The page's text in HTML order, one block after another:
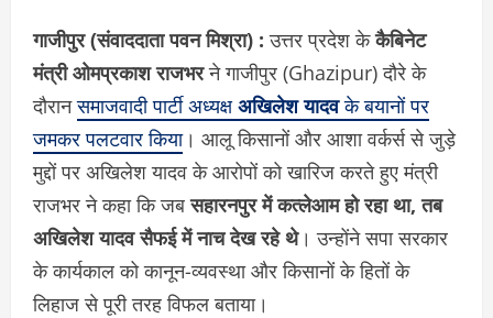
गाजीपुर (संवाददाता पवन मिश्रा) :उत्तर प्रदेश केकैबिनेट
मंत्री ओमप्रकाश राजभरने गाजीपुर (Ghazipur) दौरे के
दौरानसमाजवादी पार्टी अध्यक्षअखिलेश यादवके बयानों पर
जमकर पलटवार किया। आलू किसानों और आशा वर्कर्स से जुड़े
मुद्दों पर अखिलेश यादव के आरोपों को खारिज करते हुए मंत्री
राजभर ने कहा कि जबसहारनपुर में कत्लेआम हो रहा था, तब
अखिलेश यादव सैफई में नाच देख रहे थे। उन्होंने सपा सरकार
के कार्यकाल को कानून-व्यवस्था और किसानों के हितों के
लिहाज से पूरी तरह विफल बताया।